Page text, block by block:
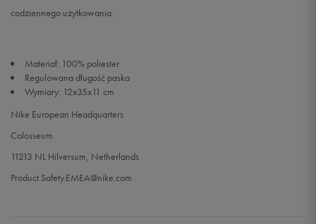
codziennego użytkowania.
Materiał: 100% poliester
Regulowana długość paska
Wymiary: 12x35x11 cm
Nike European Headquarters
Colosseum
11213 NL Hilversum, Netherlands
Product.Safety.EMEA@nike.com